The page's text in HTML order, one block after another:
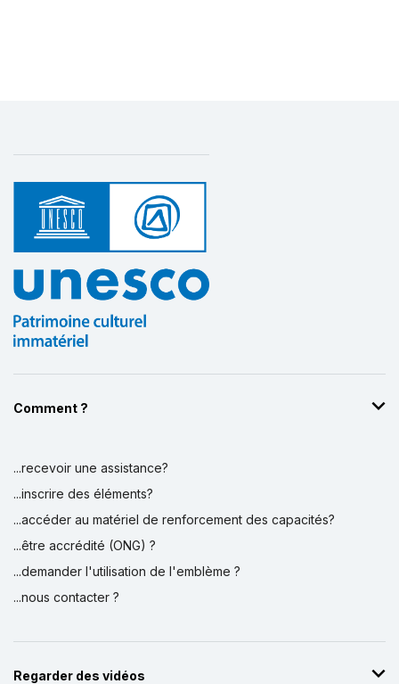
Comment ?
...recevoir une assistance?
...inscrire des éléments?
...accéder au matériel de renforcement des capacités?
...être accrédité (ONG) ?
...demander l'utilisation de l'emblème ?
...nous contacter ?
Regarder des vidéos